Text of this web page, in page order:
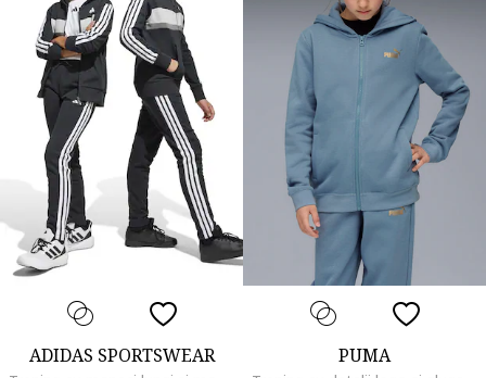
ADIDAS SPORTSWEAR PUMA